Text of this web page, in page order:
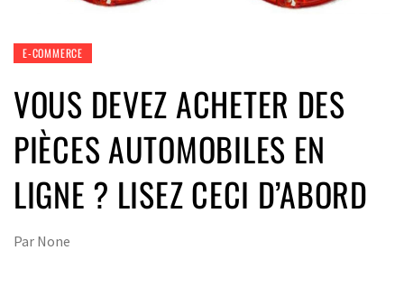
E-COMMERCE
VOUS DEVEZ ACHETER DES
PIÈCES AUTOMOBILES EN
LIGNE ? LISEZ CECI D’ABORD
Par None